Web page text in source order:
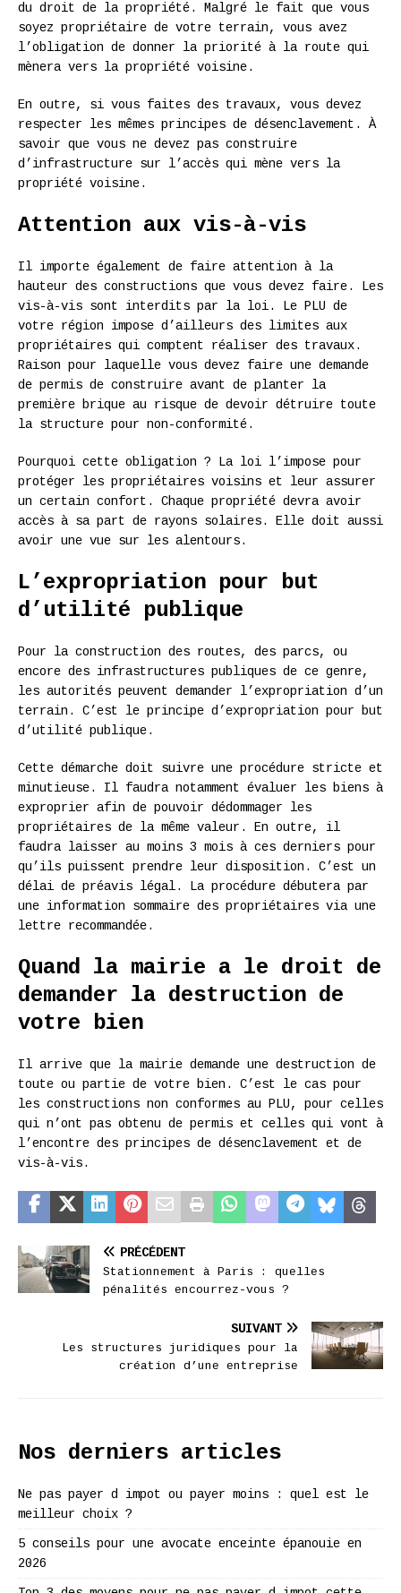
du droit de la propriété. Malgré le fait que vous
soyez propriétaire de votre terrain, vous avez
l’obligation de donner la priorité à la route qui
mènera vers la propriété voisine.
En outre, si vous faites des travaux, vous devez
respecter les mêmes principes de désenclavement. À
savoir que vous ne devez pas construire
d’infrastructure sur l’accès qui mène vers la
propriété voisine.
Attention aux vis-à-vis
Il importe également de faire attention à la
hauteur des constructions que vous devez faire. Les
vis-à-vis sont interdits par la loi. Le PLU de
votre région impose d’ailleurs des limites aux
propriétaires qui comptent réaliser des travaux.
Raison pour laquelle vous devez faire une demande
de permis de construire avant de planter la
première brique au risque de devoir détruire toute
la structure pour non-conformité.
Pourquoi cette obligation ? La loi l’impose pour
protéger les propriétaires voisins et leur assurer
un certain confort. Chaque propriété devra avoir
accès à sa part de rayons solaires. Elle doit aussi
avoir une vue sur les alentours.
L’expropriation pour but
d’utilité publique
Pour la construction des routes, des parcs, ou
encore des infrastructures publiques de ce genre,
les autorités peuvent demander l’expropriation d’un
terrain. C’est le principe d’expropriation pour but
d’utilité publique.
Cette démarche doit suivre une procédure stricte et
minutieuse. Il faudra notamment évaluer les biens à
exproprier afin de pouvoir dédommager les
propriétaires de la même valeur. En outre, il
faudra laisser au moins 3 mois à ces derniers pour
qu’ils puissent prendre leur disposition. C’est un
délai de préavis légal. La procédure débutera par
une information sommaire des propriétaires via une
lettre recommandée.
Quand la mairie a le droit de
demander la destruction de
votre bien
Il arrive que la mairie demande une destruction de
toute ou partie de votre bien. C’est le cas pour
les constructions non conformes au PLU, pour celles
qui n’ont pas obtenu de permis et celles qui vont à
l’encontre des principes de désenclavement et de
vis-à-vis.
PRÉCÉDENT
Stationnement à Paris : quelles
pénalités encourrez-vous ?
SUIVANT
Les structures juridiques pour la
création d’une entreprise
Nos derniers articles
Ne pas payer d impot ou payer moins : quel est le
meilleur choix ?
5 conseils pour une avocate enceinte épanouie en
2026